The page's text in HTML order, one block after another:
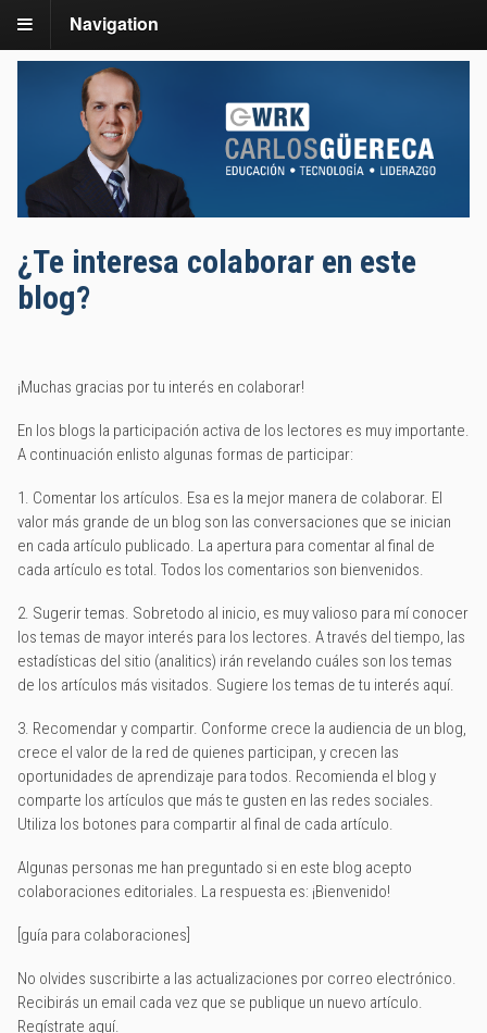
Navigation
¿Te interesa colaborar en este
blog?
¡Muchas gracias por tu interés en colaborar!
En los blogs la participación activa de los lectores es muy importante.
A continuación enlisto algunas formas de participar:
1. Comentar los artículos. Esa es la mejor manera de colaborar. El
valor más grande de un blog son las conversaciones que se inician
en cada artículo publicado. La apertura para comentar al final de
cada artículo es total. Todos los comentarios son bienvenidos.
2. Sugerir temas. Sobretodo al inicio, es muy valioso para mí conocer
los temas de mayor interés para los lectores. A través del tiempo, las
estadísticas del sitio (analitics) irán revelando cuáles son los temas
de los artículos más visitados. Sugiere los temas de tu interés aquí.
3. Recomendar y compartir. Conforme crece la audiencia de un blog,
crece el valor de la red de quienes participan, y crecen las
oportunidades de aprendizaje para todos. Recomienda el blog y
comparte los artículos que más te gusten en las redes sociales.
Utiliza los botones para compartir al final de cada artículo.
Algunas personas me han preguntado si en este blog acepto
colaboraciones editoriales. La respuesta es: ¡Bienvenido!
[guía para colaboraciones]
No olvides suscribirte a las actualizaciones por correo electrónico.
Recibirás un email cada vez que se publique un nuevo artículo.
Regístrate aquí.